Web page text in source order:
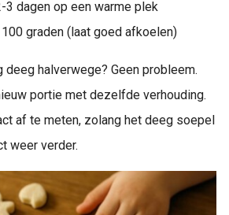
3 dagen op een warme plek
100 graden (laat goed afkoelen)
deeg halverwege? Geen probleem.
portie met dezelfde verhouding.
af te meten, zolang het deeg soepel
weer verder.